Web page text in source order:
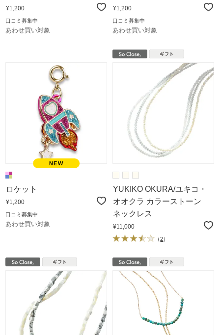
¥1,200
口コミ募集中
あわせ買い対象
¥1,200
口コミ募集中
あわせ買い対象
ロケット
¥1,200
口コミ募集中
あわせ買い対象
YUKIKO OKURA/ユキコ・
オオクラ カラーストーン
ネックレス
¥11,000
（2）